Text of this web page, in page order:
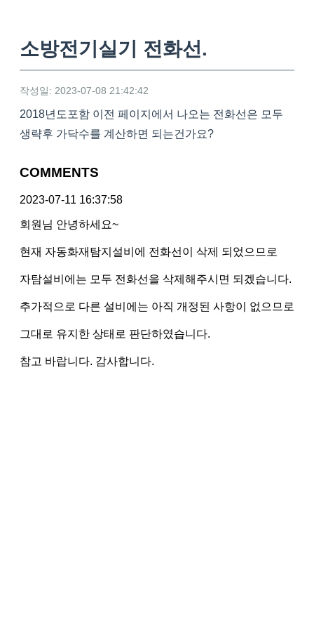
소방전기실기 전화선.
작성일: 2023-07-08 21:42:42
2018년도포함 이전 페이지에서 나오는 전화선은 모두
생략후 가닥수를 계산하면 되는건가요?
COMMENTS
2023-07-11 16:37:58
회원님 안녕하세요~
현재 자동화재탐지설비에 전화선이 삭제 되었으므로
자탐설비에는 모두 전화선을 삭제해주시면 되겠습니다.
추가적으로 다른 설비에는 아직 개정된 사항이 없으므로
그대로 유지한 상태로 판단하였습니다.
참고 바랍니다. 감사합니다.